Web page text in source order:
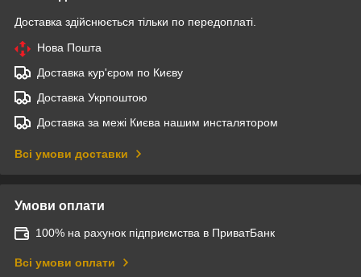
Доставка здійснюється тільки по передоплаті.
Нова Пошта
Доставка кур'єром по Києву
Доставка Укрпоштою
Доставка за межі Києва нашим инсталятором
Всі умови доставки
Умови оплати
100% на рахунок підприємства в ПриватБанк
Всі умови оплати